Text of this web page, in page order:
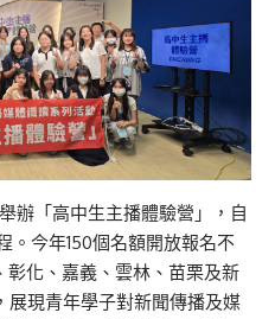
辦「高中生主播體驗營」，自
。今年150個名額開放報名不
化、嘉義、雲林、苗栗及新
現青年學子對新聞傳播及媒